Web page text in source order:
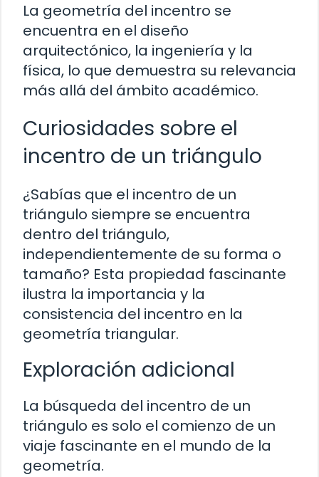
La geometría del incentro se
encuentra en el diseño
arquitectónico, la ingeniería y la
física, lo que demuestra su relevancia
más allá del ámbito académico.
Curiosidades sobre el
incentro de un triángulo
¿Sabías que el incentro de un
triángulo siempre se encuentra
dentro del triángulo,
independientemente de su forma o
tamaño? Esta propiedad fascinante
ilustra la importancia y la
consistencia del incentro en la
geometría triangular.
Exploración adicional
La búsqueda del incentro de un
triángulo es solo el comienzo de un
viaje fascinante en el mundo de la
geometría.